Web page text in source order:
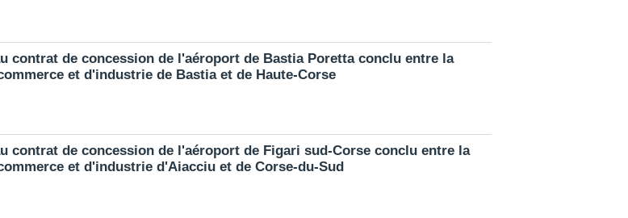
contrat de concession de l'aéroport de Bastia Poretta conclu entre la
et d'industrie de Bastia et de Haute-Corse
contrat de concession de l'aéroport de Figari sud-Corse conclu entre la
et d'industrie d'Aiacciu et de Corse-du-Sud